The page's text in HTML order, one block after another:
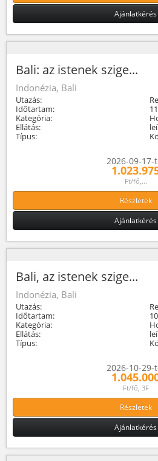
Ajánlatkérés
Bali: az istenek szige...
Indonézia, Bali
Utazás:
Időtartam:
Kategória:
Ellátás:
Típus:
2026-09-17-
Ft/fő,...
Részletek
Ajánlatkérés
Bali, az istenek szige...
Indonézia, Bali
Utazás:
Időtartam:
Kategória:
Ellátás:
Típus:
2026-10-29-
Ft/fő, 3F
Részletek
Ajánlatkérés